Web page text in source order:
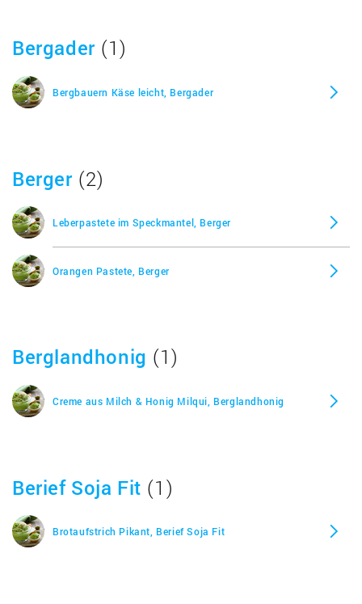
Bergader (1)
Bergbauern Käse leicht, Bergader
Berger (2)
Leberpastete im Speckmantel, Berger
Orangen Pastete, Berger
Berglandhonig (1)
Creme aus Milch & Honig Milqui, Berglandhonig
Berief Soja Fit (1)
Brotaufstrich Pikant, Berief Soja Fit